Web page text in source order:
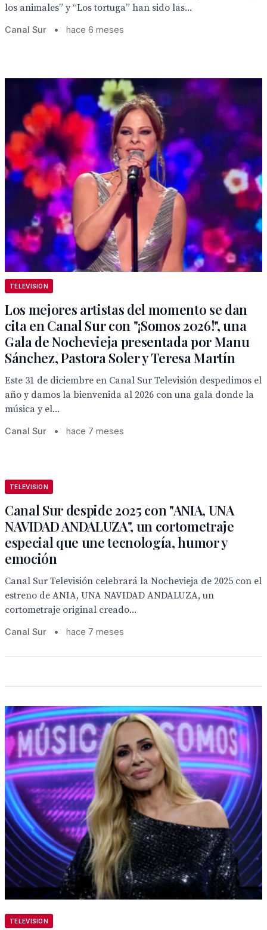
los animales” y “Los tortuga” han sido las...
Canal Sur • hace 6 meses
TELEVISION
Los mejores artistas del momento se dan
cita en Canal Sur con "¡Somos 2026!", una
Gala de Nochevieja presentada por Manu
Sánchez, Pastora Soler y Teresa Martín
Este 31 de diciembre en Canal Sur Televisión despedimos el
año y damos la bienvenida al 2026 con una gala donde la
música y el...
Canal Sur • hace 7 meses
TELEVISION
Canal Sur despide 2025 con "ANIA, UNA
NAVIDAD ANDALUZA", un cortometraje
especial que une tecnología, humor y
emoción
Canal Sur Televisión celebrará la Nochevieja de 2025 con el
estreno de ANIA, UNA NAVIDAD ANDALUZA, un
cortometraje original creado...
Canal Sur • hace 7 meses
TELEVISION